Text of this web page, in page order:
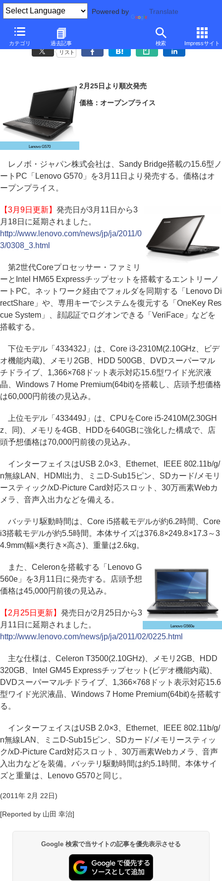
Powered by Translate
カテゴリ 過去記事 検索 Impressサイト
レノボ、Sandy Bridge搭載の15.6型エントリーノート
リスト
Lenovo G570
2月25日より順次発売
価格：オープンプライス
レノボ・ジャパン株式会社は、Sandy Bridge搭載の15.6型ノ
ートPC「Lenovo G570」を3月11日より発売する。価格はオ
ープンプライス。
【3月9日更新】 発売日が3月11日から3
月18日に延期されました。
http://www.lenovo.com/news/jp/ja/2011/0
3/0308_3.html
第2世代Coreプロセッサー・ファミリ
ーとIntel HM65 Expressチップセットを搭載するエントリーノ
ートPC。ネットワーク経由でフォルダを同期する「Lenovo Di
rectShare」や、専用キーでシステムを復元する「OneKey Res
cue System」、顔認証でログオンできる「VeriFace」などを
搭載する。
下位モデル「433432J」は、Core i3-2310M(2.10GHz、ビデ
オ機能内蔵)、メモリ2GB、HDD 500GB、DVDスーパーマル
チドライブ、1,366×768ドット表示対応15.6型ワイド光沢液
晶、Windows 7 Home Premium(64bit)を搭載し、店頭予想価格
は60,000円前後の見込み。
上位モデル「433449J」は、CPUをCore i5-2410M(2.30GH
z、同)、メモリを4GB、HDDを640GBに強化した構成で、店
頭予想価格は70,000円前後の見込み。
インターフェイスはUSB 2.0×3、Ethernet、IEEE 802.11b/g/
n無線LAN、HDMI出力、ミニD-Sub15ピン、SDカード/メモリ
ースティック/xD-Picture Card対応スロット、30万画素Webカ
メラ、音声入出力などを備える。
バッテリ駆動時間は、Core i5搭載モデルが約6.2時間、Core
i3搭載モデルが約5.5時間。本体サイズは376.8×249.8×17.3～3
4.9mm(幅×奥行き×高さ)、重量は2.6kg。
Lenovo G560e
また、Celeronを搭載する「Lenovo G
560e」を3月11日に発売する。店頭予想
価格は45,000円前後の見込み。
【2月25日更新】 発売日が2月25日から3
月11日に延期されました。
http://www.lenovo.com/news/jp/ja/2011/02/0225.html
主な仕様は、Celeron T3500(2.10GHz)、メモリ2GB、HDD
320GB、Intel GM45 Expressチップセット(ビデオ機能内蔵)、
DVDスーパーマルチドライブ、1,366×768ドット表示対応15.6
型ワイド光沢液晶、Windows 7 Home Premium(64bit)を搭載す
る。
インターフェイスはUSB 2.0×3、Ethernet、IEEE 802.11b/g/
n無線LAN、ミニD-Sub15ピン、SDカード/メモリースティッ
ク/xD-Picture Card対応スロット、30万画素Webカメラ、音声
入出力などを装備。バッテリ駆動時間は約5.1時間。本体サイ
ズと重量は、Lenovo G570と同じ。
(2011年 2月 22日)
[Reported by 山田 幸治]
Google 検索で当サイトの記事を優先表示させる